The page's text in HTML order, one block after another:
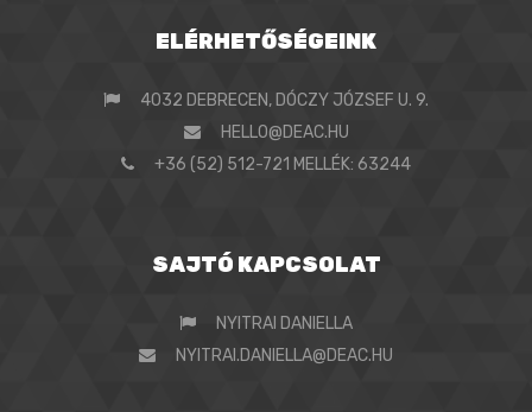
ELÉRHETŐSÉGEINK
4032 DEBRECEN, DÓCZY JÓZSEF U. 9.
HELLO@DEAC.HU
+36 (52) 512-721 MELLÉK: 63244
SAJTÓ KAPCSOLAT
NYITRAI DANIELLA
NYITRAI.DANIELLA@DEAC.HU